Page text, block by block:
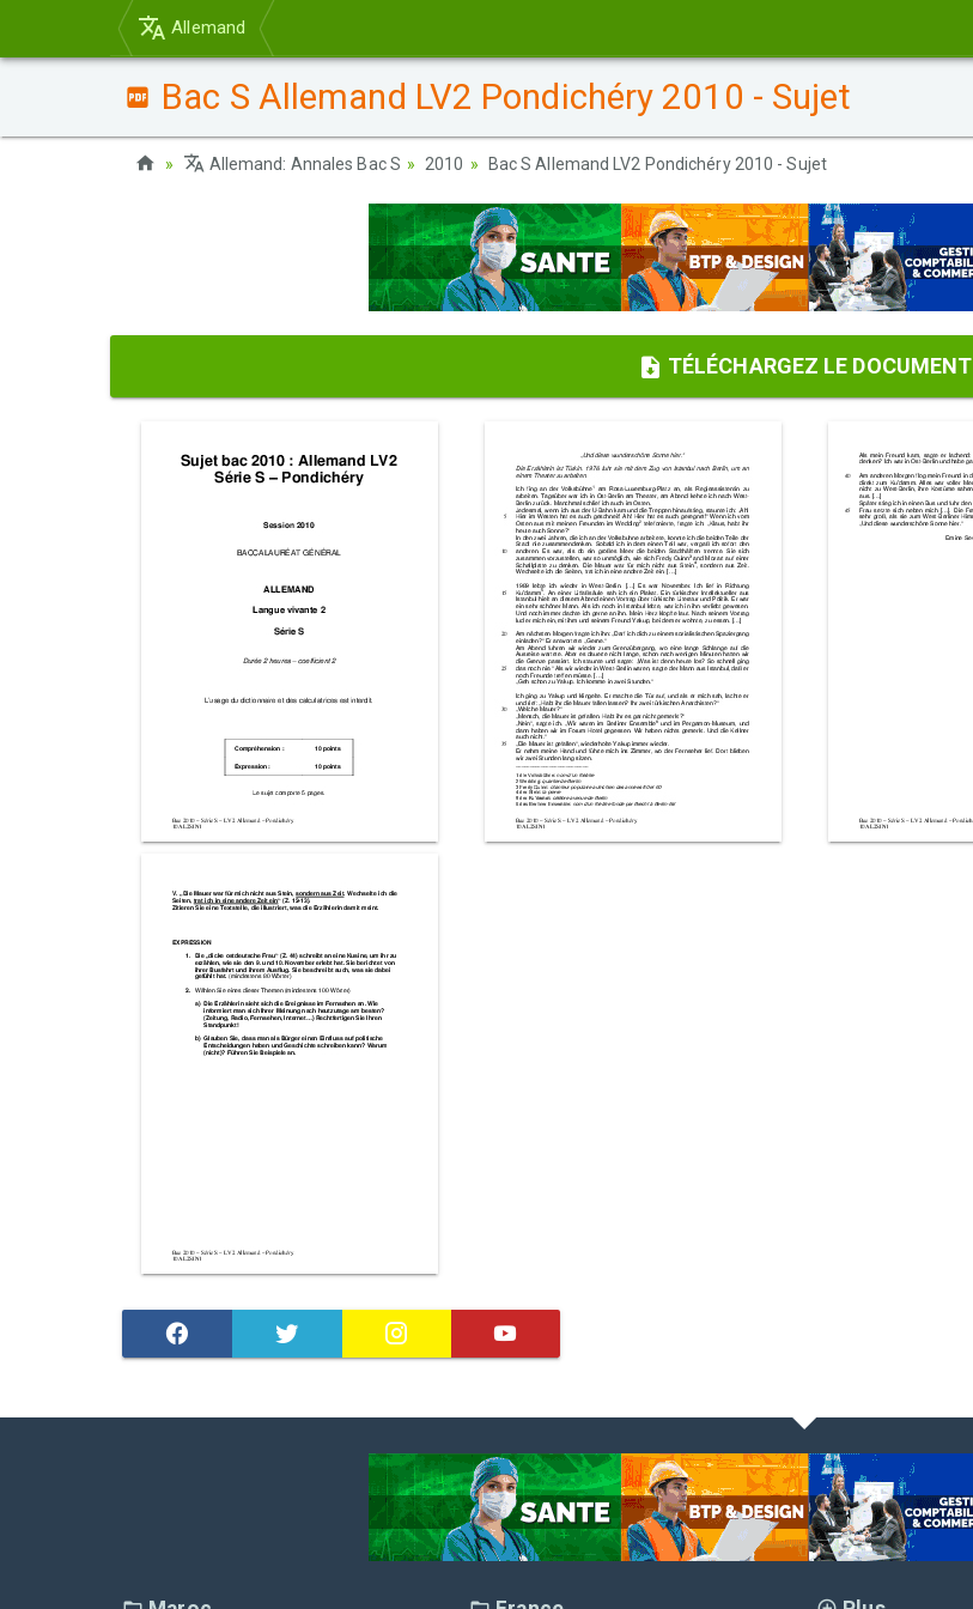
Allemand
Bac S Allemand LV2 Pondichéry 2010 - Sujet
Allemand: Annales Bac S 2010 Bac S Allemand LV2 Pondichéry 2010 - Sujet
TÉLÉCHARGEZ LE DOCUMENT